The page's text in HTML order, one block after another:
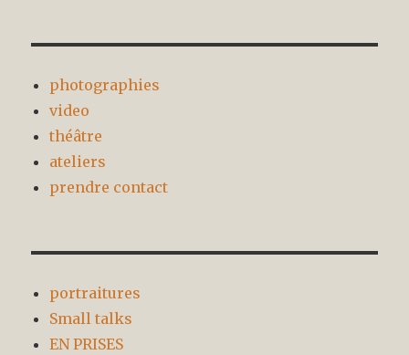
photographies
video
théâtre
ateliers
prendre contact
portraitures
Small talks
EN PRISES